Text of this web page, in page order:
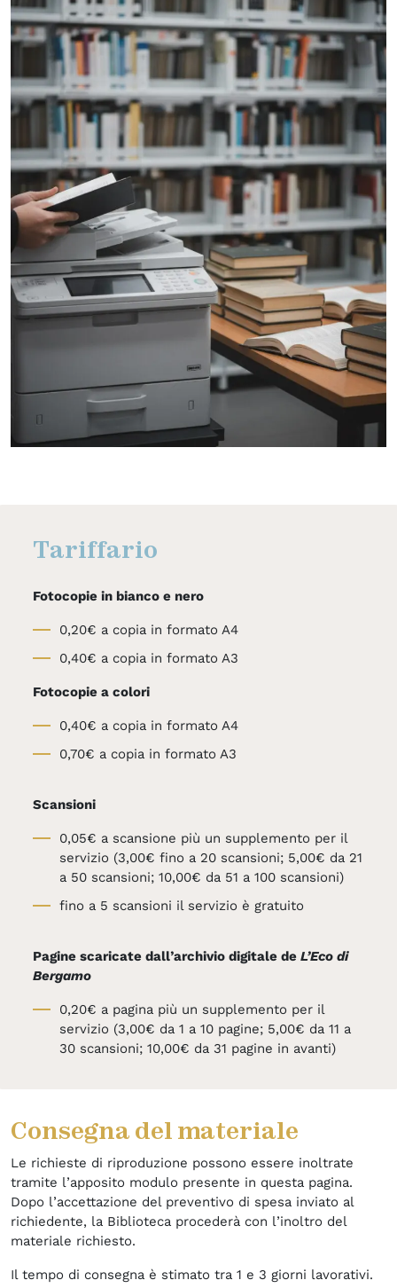
Tariffario
Fotocopie in bianco e nero
0,20€ a copia in formato A4
0,40€ a copia in formato A3
Fotocopie a colori
0,40€ a copia in formato A4
0,70€ a copia in formato A3
Scansioni
0,05€ a scansione più un supplemento per il
servizio (3,00€ fino a 20 scansioni; 5,00€ da 21
a 50 scansioni; 10,00€ da 51 a 100 scansioni)
fino a 5 scansioni il servizio è gratuito
Pagine scaricate dall’archivio digitale de L’Eco di
Bergamo
0,20€ a pagina più un supplemento per il
servizio (3,00€ da 1 a 10 pagine; 5,00€ da 11 a
30 scansioni; 10,00€ da 31 pagine in avanti)
Consegna del materiale
Le richieste di riproduzione possono essere inoltrate
tramite l’apposito modulo presente in questa pagina.
Dopo l’accettazione del preventivo di spesa inviato al
richiedente, la Biblioteca procederà con l’inoltro del
materiale richiesto.
Il tempo di consegna è stimato tra 1 e 3 giorni lavorativi.